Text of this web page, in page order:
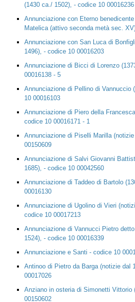
(1430 ca./ 1502), - codice 10 00016236
Annunciazione con Eterno
Matelica (attivo seconda metà sec.
Annunciazione con San Luca di
1496), - codice 10 00016203
Annunciazione di Bicci di Lorenzo
00016138 - 5
Annunciazione di Pellino di Vannuccio
10 00016103
Annunciazione di Piero della
codice 10 00016171 - 1
Annunciazione di Piselli Marilla
00150609
Annunciazione di Salvi Giovanni
1685), - codice 10 00042560
Annunciazione di Taddeo di Bartolo
00016130
Annunciazione di Ugolino di Vieri
codice 10 00017213
Annunciazione di Vannucci Pietro
1524), - codice 10 00016339
Annunciazione e Santi - codice 10
Antinoo di Pietro da Barga (notizie dal
00017026
Anziano in osteria di Simonetti Vittorio
00150602